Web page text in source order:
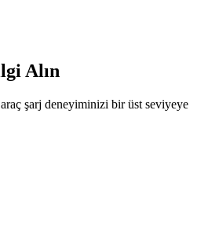
Alın
şarj deneyiminizi bir üst seviyeye